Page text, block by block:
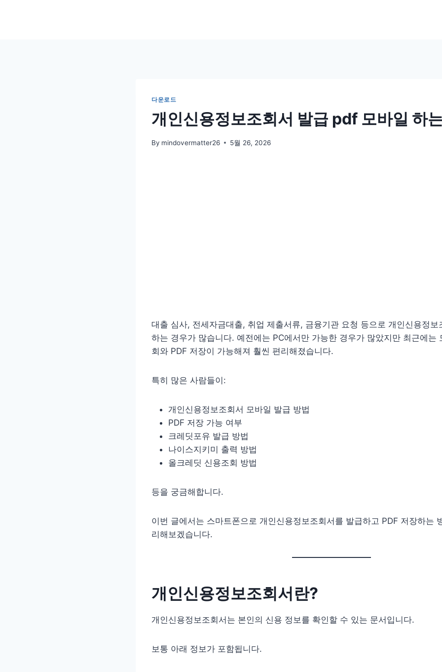
다운로드
개인신용정보조회서 발급 pdf 모바일 하
By mindovermatter26 5월 26, 2026
대출 심사, 전세자금대출, 취업 제출서류, 금융기관 요청 등으로 개인신용정보
하는 경우가 많습니다. 예전에는 PC에서만 가능한 경우가 많았지만 최근에는
회와 PDF 저장이 가능해져 훨씬 편리해졌습니다.
특히 많은 사람들이:
개인신용정보조회서 모바일 발급 방법
PDF 저장 가능 여부
크레딧포유 발급 방법
나이스지키미 출력 방법
올크레딧 신용조회 방법
등을 궁금해합니다.
이번 글에서는 스마트폰으로 개인신용정보조회서를 발급하고 PDF 저장하는
리해보겠습니다.
개인신용정보조회서란?
개인신용정보조회서는 본인의 신용 정보를 확인할 수 있는 문서입니다.
보통 아래 정보가 포함됩니다.